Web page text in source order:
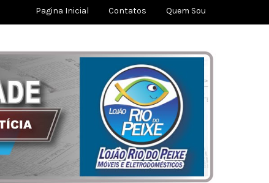
Pagina Inicial Contatos Quem Sou